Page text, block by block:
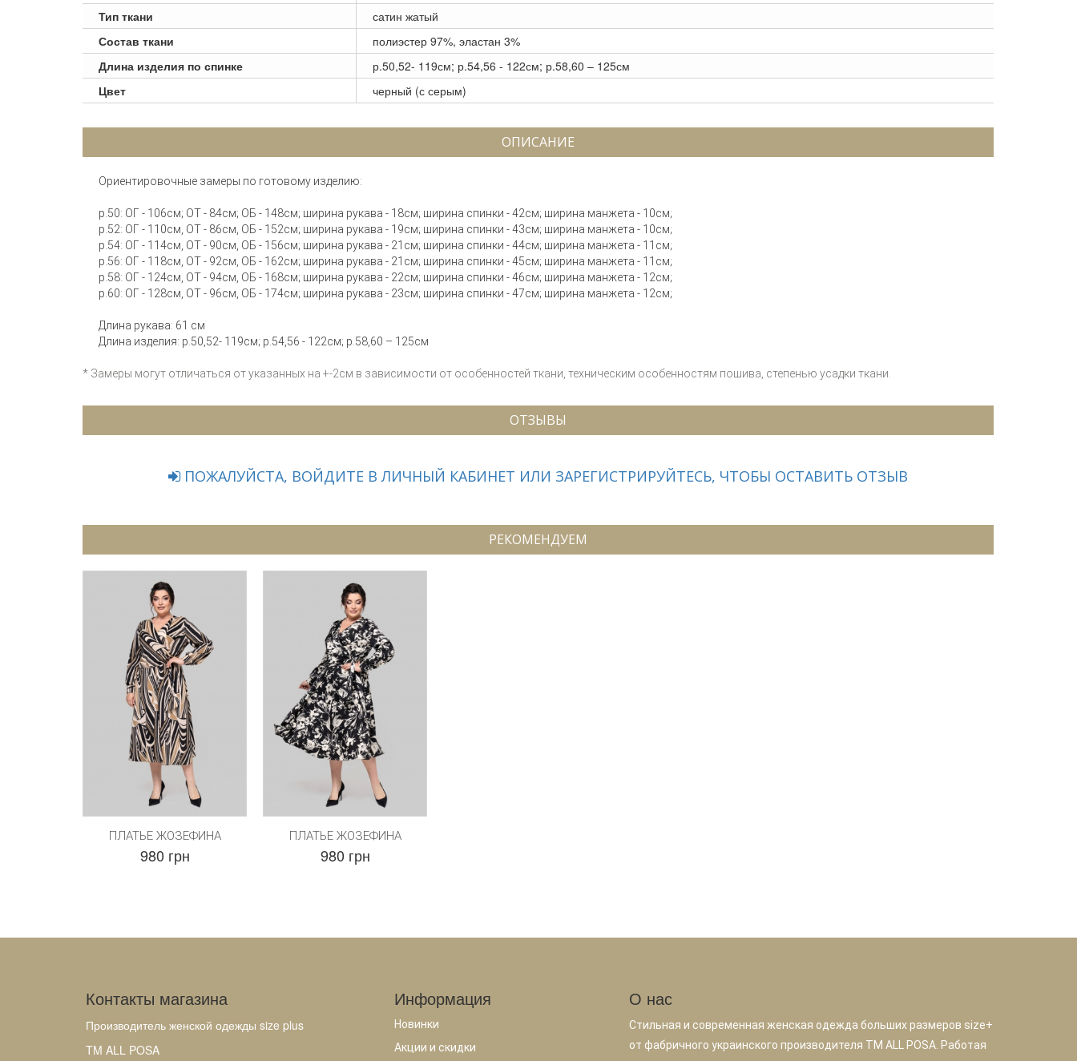
Тип ткани
сатин жатый
Состав ткани
полиэстер 97%, эластан 3%
Длина изделия по спинке
р.50,52- 119см; р.54,56 - 122см; р.58,60 – 125см
Цвет
черный (с серым)
ОПИСАНИЕ
Ориентировочные замеры по готовому изделию:
р.50: ОГ - 106см; ОТ - 84см; ОБ - 148см; ширина рукава - 18см; ширина спинки - 42см; ширина манжета - 10см;
р.52: ОГ - 110см, ОТ - 86см, ОБ - 152см; ширина рукава - 19см; ширина спинки - 43см; ширина манжета - 10см;
р.54: ОГ - 114см, ОТ - 90см, ОБ - 156см; ширина рукава - 21см; ширина спинки - 44см; ширина манжета - 11см;
р.56: ОГ - 118см, ОТ - 92см, ОБ - 162см; ширина рукава - 21см; ширина спинки - 45см; ширина манжета - 11см;
р.58: ОГ - 124см, ОТ - 94см, ОБ - 168см; ширина рукава - 22см; ширина спинки - 46см; ширина манжета - 12см;
р.60: ОГ - 128см, ОТ - 96см, ОБ - 174см; ширина рукава - 23см; ширина спинки - 47см; ширина манжета - 12см;
Длина рукава: 61 см
Длина изделия: р.50,52- 119см; р.54,56 - 122см; р.58,60 – 125см
* Замеры могут отличаться от указанных на +-2см в зависимости от особенностей ткани, техническим особенностям пошива, степенью усадки ткани.
ОТЗЫВЫ
ПОЖАЛУЙСТА, ВОЙДИТЕ В ЛИЧНЫЙ КАБИНЕТ ИЛИ ЗАРЕГИСТРИРУЙТЕСЬ, ЧТОБЫ ОСТАВИТЬ ОТЗЫВ
РЕКОМЕНДУЕМ
ПЛАТЬЕ ЖОЗЕФИНА
980 грн
ПЛАТЬЕ ЖОЗЕФИНА
980 грн
Контакты магазина
Производитель женской одежды size plus
TM ALL POSA
Информация
Новинки
Акции и скидки
О нас
Стильная и современная женская одежда больших размеров size+
от фабричного украинского производителя TM ALL POSA. Работая